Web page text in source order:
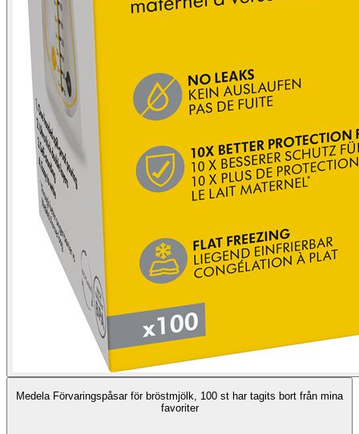
Medela Förvaringspåsar för bröstmjölk, 100 st har tagits bort från mina
favoriter